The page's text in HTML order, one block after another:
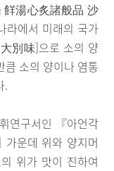
䬺湯心炙諸般品 沙
에서 미래의 국가
別味]으로 소의 양
큼 소의 양이나 염통
.
연구서인 『아언각
운데 위와 양지머
위가 맛이 진하여